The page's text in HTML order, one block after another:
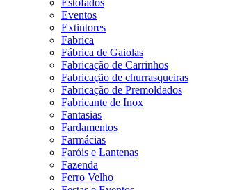
Estofados
Eventos
Extintores
Fabrica
Fábrica de Gaiolas
Fabricação de Carrinhos
Fabricação de churrasqueiras
Fabricação de Premoldados
Fabricante de Inox
Fantasias
Fardamentos
Farmácias
Faróis e Lantenas
Fazenda
Ferro Velho